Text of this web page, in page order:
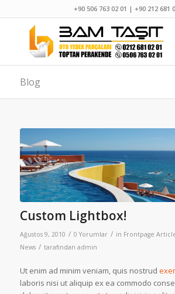
+90 506 763 02 01 | +90 212 681
Blog
Custom Lightbox!
Ağustos 9, 2010 / 0 Yorumlar / in Frontpage
News / tarafından admin
Ut enim ad minim veniam, quis nostrud
laboris nisi ut aliquip ex ea commodo